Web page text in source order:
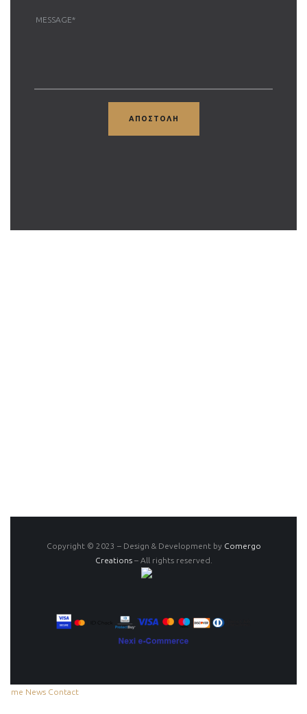
Copyright © 2023 – Design & Development by Comergo
Creations– All rights reserved.
Home News Contact